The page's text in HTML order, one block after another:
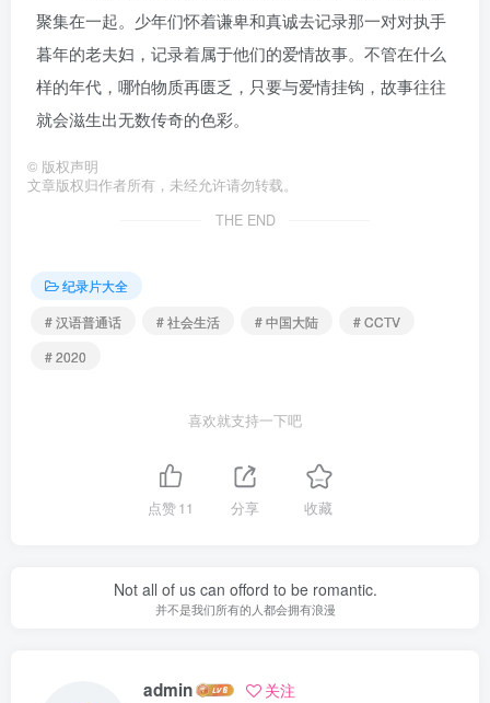
聚集在一起。少年们怀着谦卑和真诚去记录那一对对执手
暮年的老夫妇，记录着属于他们的爱情故事。不管在什么
样的年代，哪怕物质再匮乏，只要与爱情挂钩，故事往往
就会滋生出无数传奇的色彩。
© 版权声明
文章版权归作者所有，未经允许请勿转载。
THE END
纪录片大全
# 汉语普通话
# 社会生活 # 中国大陆
# CCTV
# 2020
喜欢就支持一下吧
点赞11 分享 收藏
Not all of us can offord to be romantic.
并不是我们所有的人都会拥有浪漫
admin 关注